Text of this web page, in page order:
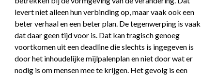
levert niet alleen hun verbinding op, maar vaak ook een
beter verhaal en een beter plan. De tegenwerping is vaak
dat daar geen tijd voor is. Dat kan tragisch genoeg
voortkomen uit een deadline die slechts is ingegeven is
door het inhoudelijke mijlpalenplan en niet door wat er
nodig is om mensen mee te krijgen. Het gevolg is een